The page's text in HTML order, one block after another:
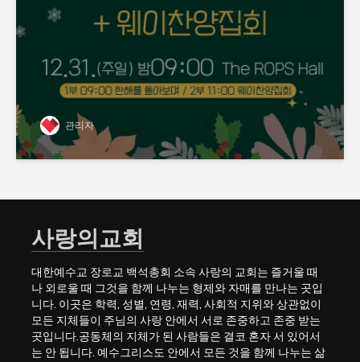
관리자
사랑의교회
대한예수교 장로교 백석총회 소속 사랑의 교회는 즐거울 때
나 외로울 때 그것을 함께 나누는 형제와 자매를 만나는 곳입
니다. 이곳은 학력, 성별, 연령, 재력, 사회적 지위와 상관없이
모든 지체들이 주님의 사랑 안에서 서로 존중하고 존중 받는
곳입니다.공동체의 지체가 된 사람들은 결코 혼자 서 있어서
는 안 됩니다. 예수그리스도 안에서 모든 것을 함께 나누는 삶